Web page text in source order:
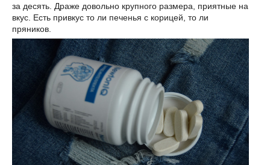
за десять. Драже довольно крупного размера, приятные на
вкус. Есть привкус то ли печенья с корицей, то ли
пряников.